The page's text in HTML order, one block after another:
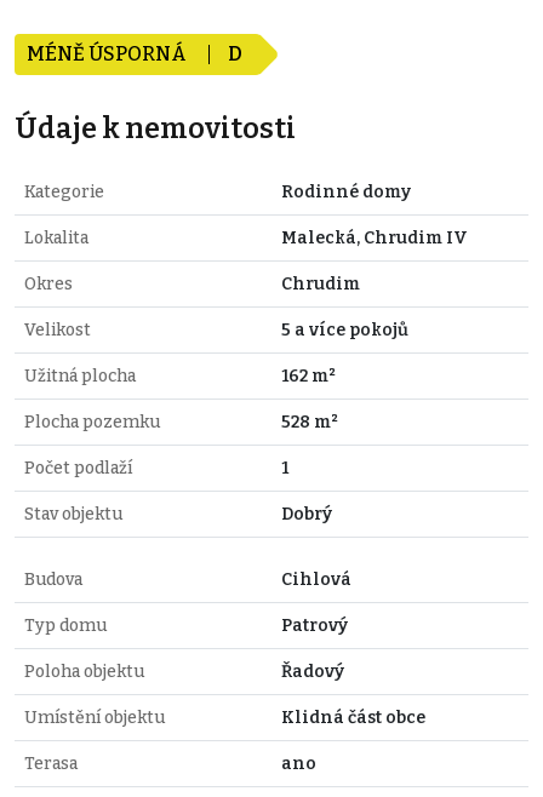
MÉNĚ ÚSPORNÁ D
Údaje k nemovitosti
Kategorie Rodinné domy
Lokalita Malecká, Chrudim IV
Okres Chrudim
Velikost 5 a více pokojů
Užitná plocha 162 m²
Plocha pozemku 528 m²
Počet podlaží 1
Stav objektu Dobrý
Budova Cihlová
Typ domu Patrový
Poloha objektu Řadový
Umístění objektu Klidná část obce
Terasa ano